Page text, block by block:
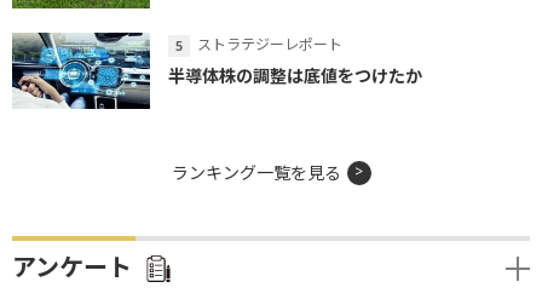
ストラテジーレポート
半導体株の調整は底値をつけたか
ランキング一覧を見る
アンケート